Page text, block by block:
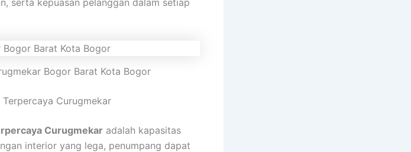
serta kepuasan pelanggan dalam setiap
Bogor Barat Kota Bogor
Curugmekar
Curugmekar adalah kapasitas
interior yang lega, penumpang dapat